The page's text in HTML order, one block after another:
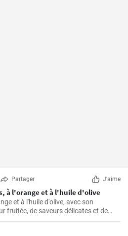
Partager J'aime
à l'orange et à l'huile d'olive
et à l'huile d'olive, avec son
fruitée, de saveurs délicates et de
jamais de rendre toute occasion